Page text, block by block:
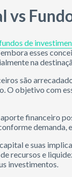
vs
de
esses
na
são
O objetivo com
financeiro
demanda,
e suas
recursos e
investimentos.